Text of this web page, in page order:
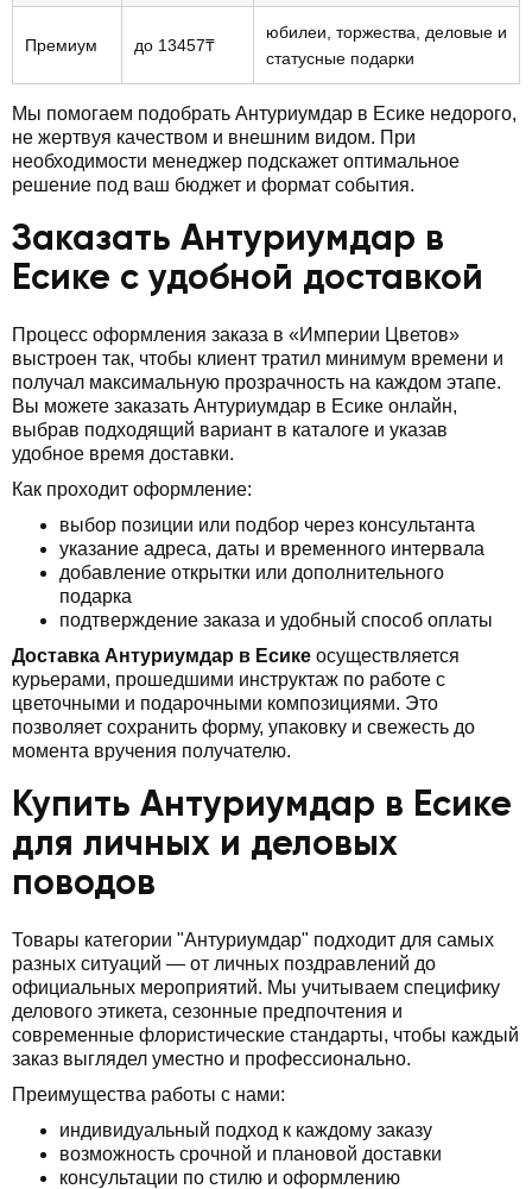
Премиум до 13457₸
юбилеи, торжества, деловые и
статусные подарки
Мы помогаем подобрать Антуриумдар в Есике недорого,
не жертвуя качеством и внешним видом. При
необходимости менеджер подскажет оптимальное
решение под ваш бюджет и формат события.
Заказать Антуриумдар в
Есике с удобной доставкой
Процесс оформления заказа в «Империи Цветов»
выстроен так, чтобы клиент тратил минимум времени и
получал максимальную прозрачность на каждом этапе.
Вы можете заказать Антуриумдар в Есике онлайн,
выбрав подходящий вариант в каталоге и указав
удобное время доставки.
Как проходит оформление:
выбор позиции или подбор через консультанта
указание адреса, даты и временного интервала
добавление открытки или дополнительного
подарка
подтверждение заказа и удобный способ оплаты
Доставка Антуриумдар в Есике осуществляется
курьерами, прошедшими инструктаж по работе с
цветочными и подарочными композициями. Это
позволяет сохранить форму, упаковку и свежесть до
момента вручения получателю.
Купить Антуриумдар в Есике
для личных и деловых
поводов
Товары категории "Антуриумдар" подходит для самых
разных ситуаций — от личных поздравлений до
официальных мероприятий. Мы учитываем специфику
делового этикета, сезонные предпочтения и
современные флористические стандарты, чтобы каждый
заказ выглядел уместно и профессионально.
Преимущества работы с нами:
индивидуальный подход к каждому заказу
возможность срочной и плановой доставки
консультации по стилю и оформлению